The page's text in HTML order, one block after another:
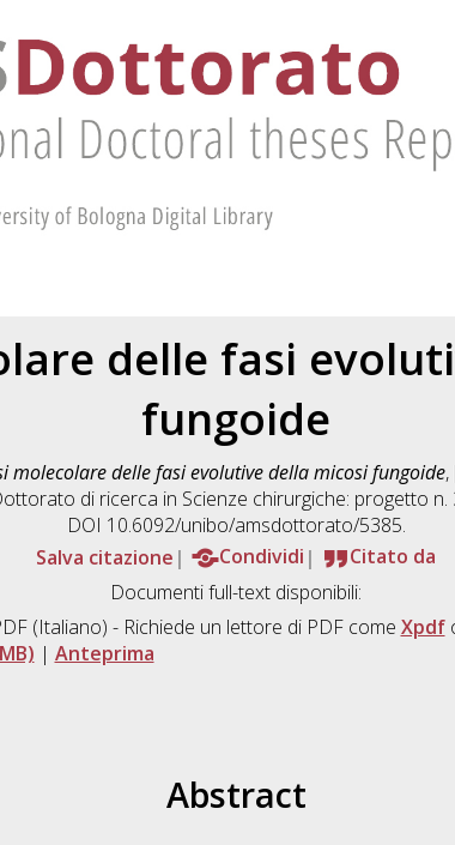
delle fasi
fungoide
molecolare delle fasi evolutive della micosi fungoide,
di ricerca in Scienze chirurgiche: progetto
DOI 10.6092/unibo/amsdottorato/5385.
Salva citazione
Condividi
Citato da
Documenti full-text disponibili:
(Italiano) - Richiede un lettore di PDF come Xpdf
| Anteprima
Abstract